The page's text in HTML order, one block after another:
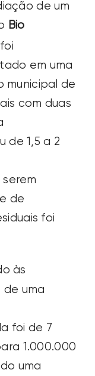
de um
Bio
em uma
municipal de
com duas
de 1,5 a 2
de
foi
às
uma
foi de 7
1.000.000
uma